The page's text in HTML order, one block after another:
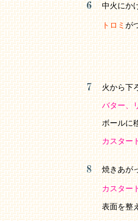
中火にか
トロミが
火から下
バター、
ボールに
カスター
焼きあが
カスター
表面を整